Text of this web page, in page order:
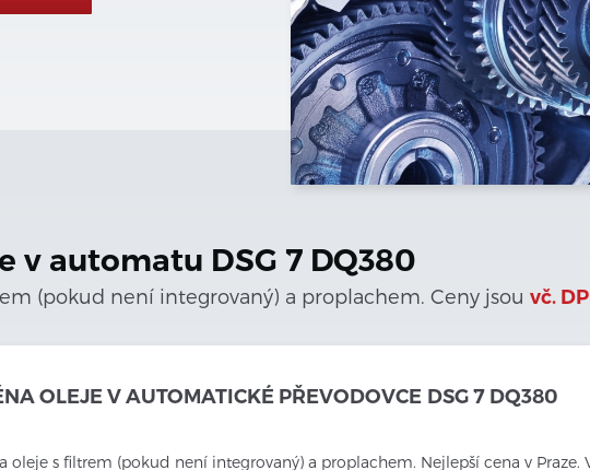
v automatu DSG 7 DQ380
(pokud není integrovaný) a proplachem. Ceny jsou vč.
OLEJE V AUTOMATICKÉ PŘEVODOVCE DSG 7 DQ380
oleje s filtrem (pokud není integrovaný) a proplachem. Nejlepší cena v Praze.